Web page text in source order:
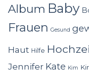
Album Baby
Frauen Gesund
Haut Hilfe
Jennifer Kate Kim